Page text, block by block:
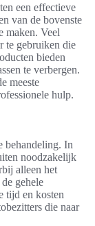
een effectieve
van de bovenste
maken. Veel
te gebruiken die
bieden
te verbergen.
meeste
hulp.
behandeling. In
noodzakelijk
alleen het
gehele
tijd en kosten
die naar